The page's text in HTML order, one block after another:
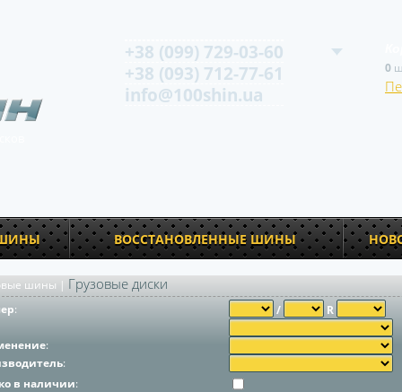
+38 (099) 729-03-60
+38 (093) 712-77-61
info@100shin.ua
0
ВОССТАНОВЛЕННЫЕ ШИНЫ
шины | Грузовые диски
: / R
:
:
в наличии: